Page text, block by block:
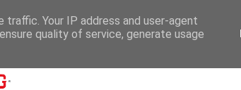
Your IP address and user-agent
quality of service, generate usage